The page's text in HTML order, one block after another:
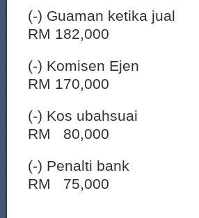
(-) Guaman ketika
RM 182,000
(-) Komisen Ejen
RM 170,000
(-) Kos ubahsuai
RM 80,000
(-) Penalti bank
RM 75,000